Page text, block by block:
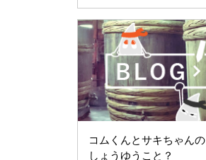
コムくんとサキちゃんの
しょうゆうこと？